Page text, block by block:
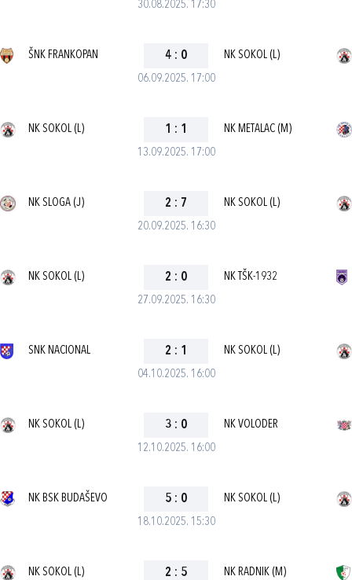
30.08.2025. 17:30
06.09.2025. 17:00
ŠNK FRANKOPAN 4 : 0 NK SOKOL (L)
13.09.2025. 17:00
NK SOKOL (L) 1 : 1 NK METALAC (M)
20.09.2025. 16:30
NK SLOGA (J) 2 : 7 NK SOKOL (L)
27.09.2025. 16:30
NK SOKOL (L) 2 : 0 NK TŠK-1932
04.10.2025. 16:00
SNK NACIONAL 2 : 1 NK SOKOL (L)
12.10.2025. 16:00
NK SOKOL (L) 3 : 0 NK VOLODER
18.10.2025. 15:30
NK BSK BUDAŠEVO 5 : 0 NK SOKOL (L)
NK SOKOL (L) 2 : 5 NK RADNIK (M)